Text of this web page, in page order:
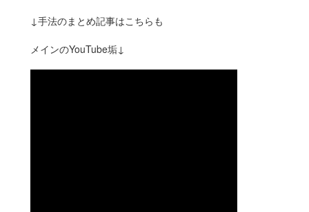
↓手法のまとめ記事はこちらも
メインのYouTube垢↓